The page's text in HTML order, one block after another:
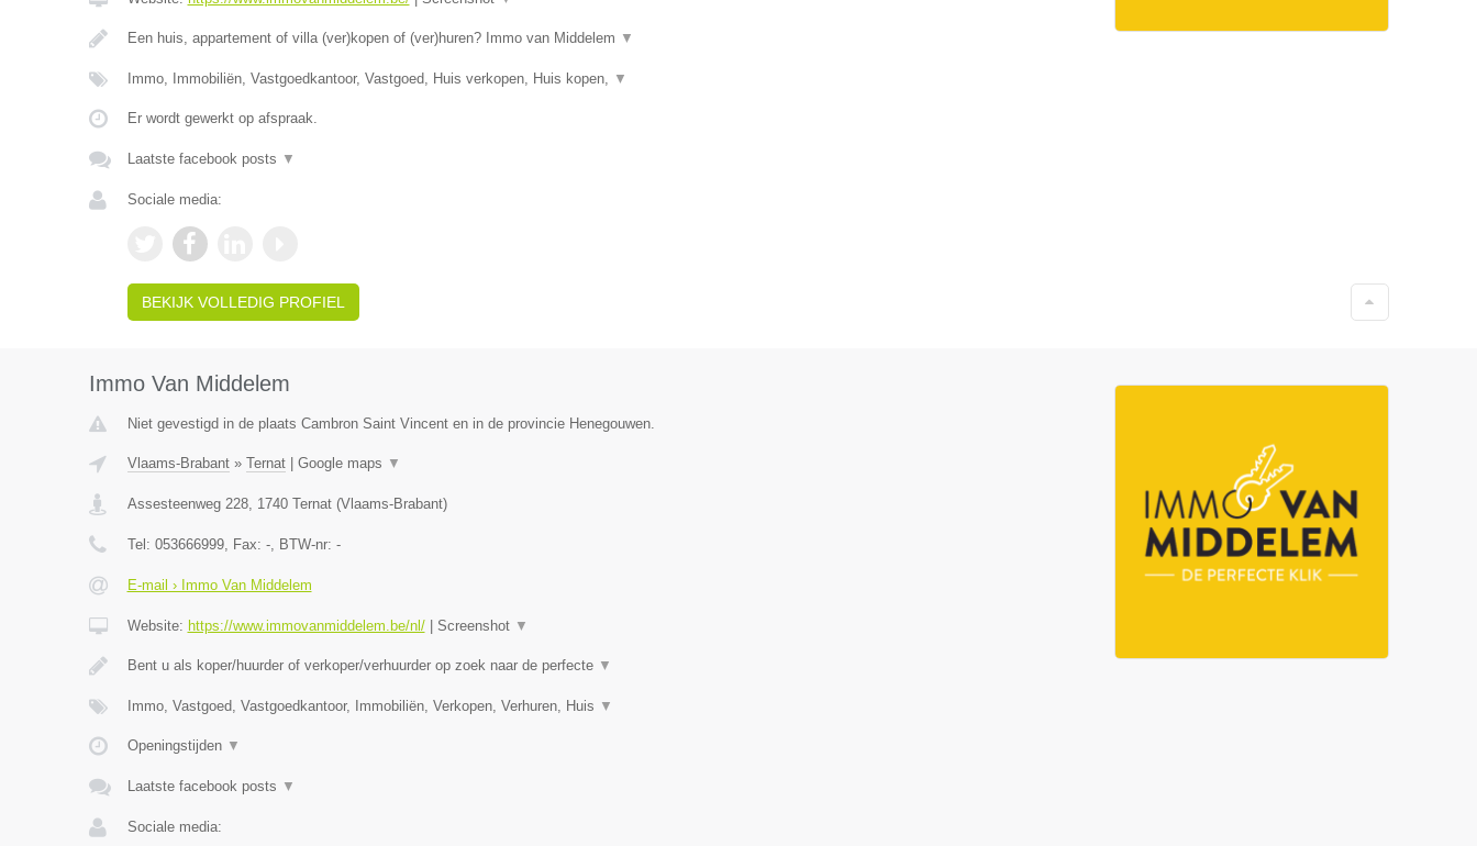
Een huis, appartement of villa (ver)kopen of (ver)huren? Immo van Middelem ▼
Immo, Immobiliën, Vastgoedkantoor, Vastgoed, Huis verkopen, Huis kopen, ▼
Er wordt gewerkt op afspraak.
Laatste facebook posts ▼
Sociale media:
BEKIJK VOLLEDIG PROFIEL
Immo Van Middelem
Niet gevestigd in de plaats Cambron Saint Vincent en in de provincie Henegouwen.
Vlaams-Brabant» Ternat| Google maps ▼
Assesteenweg 228, 1740 Ternat(Vlaams-Brabant)
Tel: 053666999, Fax: -, BTW-nr: -
E-mail › Immo Van Middelem
Website: https://www.immovanmiddelem.be/nl/| Screenshot ▼
Bent u als koper/huurder of verkoper/verhuurder op zoek naar de perfecte ▼
Immo, Vastgoed, Vastgoedkantoor, Immobiliën, Verkopen, Verhuren, Huis ▼
Openingstijden ▼
Laatste facebook posts ▼
Sociale media: